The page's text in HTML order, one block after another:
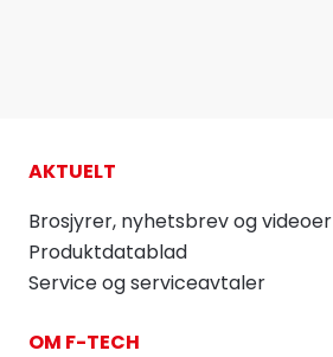
AKTUELT
Brosjyrer, nyhetsbrev og videoer
Produktdatablad
Service og serviceavtaler
OM F-TECH